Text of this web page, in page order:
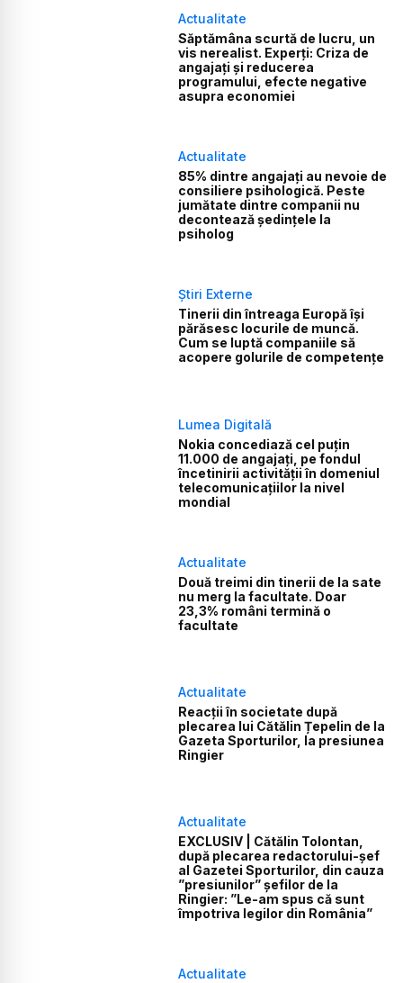
Actualitate
Săptămâna scurtă de lucru, un
vis nerealist. Experți: Criza de
angajați și reducerea
programului, efecte negative
asupra economiei
Actualitate
85% dintre angajați au nevoie de
consiliere psihologică. Peste
jumătate dintre companii nu
decontează ședințele la
psiholog
Știri Externe
Tinerii din întreaga Europă își
părăsesc locurile de muncă.
Cum se luptă companiile să
acopere golurile de competențe
Lumea Digitală
Nokia concediază cel puțin
11.000 de angajați, pe fondul
încetinirii activității în domeniul
telecomunicațiilor la nivel
mondial
Actualitate
Două treimi din tinerii de la sate
nu merg la facultate. Doar
23,3% români termină o
facultate
Actualitate
Reacții în societate după
plecarea lui Cătălin Țepelin de la
Gazeta Sporturilor, la presiunea
Ringier
Actualitate
EXCLUSIV | Cătălin Tolontan,
după plecarea redactorului-șef
al Gazetei Sporturilor, din cauza
”presiunilor” șefilor de la
Ringier: ”Le-am spus că sunt
împotriva legilor din România”
Actualitate